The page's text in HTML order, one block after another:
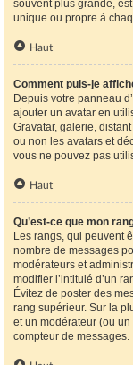
souvent plus grande,
unique ou propre à
Haut
Comment puis-je
Depuis votre panneau
ajouter un avatar en
Gravatar, galerie,
ou non les avatars et
vous ne pouvez pas
Haut
Qu’est-ce que mon
Les rangs, qui peuvent
nombre de messages
modérateurs et
modifier l’intitulé d’un
Évitez de poster des
rang supérieur. Sur la
et un modérateur (ou
compteur de messages.